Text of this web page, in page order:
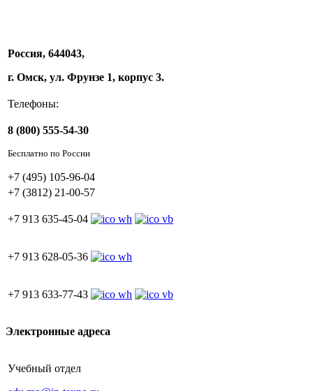
Россия, 644043,
г. Омск, ул. Фрунзе 1, корпус 3.
Телефоны:
8 (800) 555-54-30
Бесплатно по России
+7 (495) 105-96-04
+7 (3812) 21-00-57
+7 913 635-45-04
+7 913 628-05-36
+7 913 633-77-43
Электронные адреса
Учебный отдел